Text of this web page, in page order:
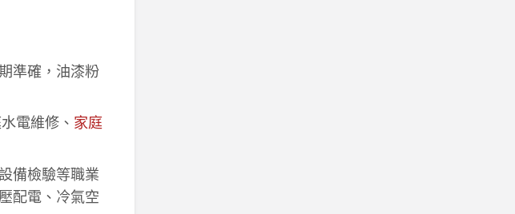
準確，油漆粉
電維修、 家庭
備檢驗等職業
配電、冷氣空